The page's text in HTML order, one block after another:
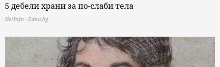
5 дебели храни за по-слаби тела
NetInfo - Edna.bg